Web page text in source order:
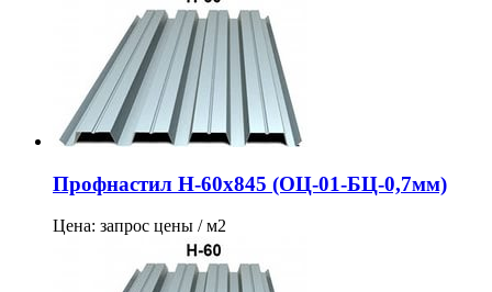
Профнастил Н-60х845 (ОЦ-01-БЦ-0,7мм)
Цена: запрос цены / м2